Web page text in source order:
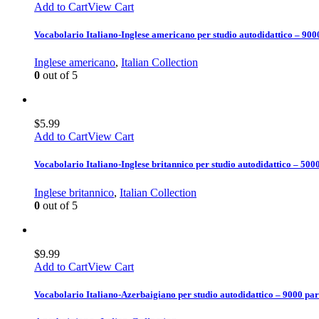
Add to CartView Cart
Vocabolario Italiano-Inglese americano per studio autodidattico –
Inglese americano, Italian Collection
0 out of 5
$5.99
Add to CartView Cart
Vocabolario Italiano-Inglese britannico per studio autodidattico –
Inglese britannico, Italian Collection
0 out of 5
$9.99
Add to CartView Cart
Vocabolario Italiano-Azerbaigiano per studio autodidattico – 9000